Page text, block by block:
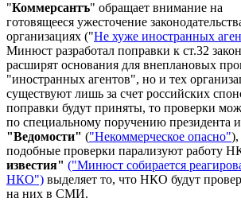
"Коммерсантъ" обращает внимание на
готовящееся ужесточение
организациях ("Не хуже иностранных
Минюст разработал поправки к ст.32
расширят основания для внеплановых
"иностранных агентов", но и тех
существуют лишь за счет российских
поправки будут приняты, то проверки
по специальному поручению президента и
"Ведомости" ("Некоммерческое опасно"),
подобные проверки парализуют работу
известия" ("Минюст собирается
НКО") выделяет то, что НКО будут
на них в СМИ.